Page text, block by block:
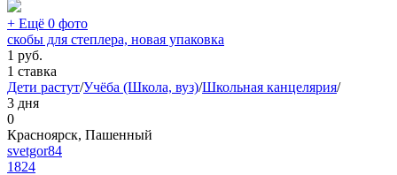
+ Ещё 0 фото
скобы для степлера, новая упаковка
1 руб.
1 ставка
Дети растут/Учёба (Школа, вуз)/Школьная канцелярия/
3 дня
0
Красноярск, Пашенный
svetgor84
1824